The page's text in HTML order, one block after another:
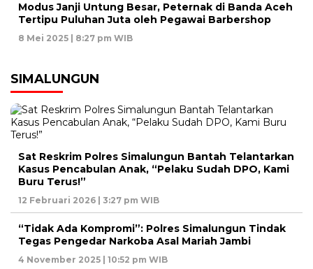
Modus Janji Untung Besar, Peternak di Banda Aceh
Tertipu Puluhan Juta oleh Pegawai Barbershop
8 Mei 2025 | 8:27 pm WIB
SIMALUNGUN
Sat Reskrim Polres Simalungun Bantah Telantarkan
Kasus Pencabulan Anak, “Pelaku Sudah DPO, Kami
Buru Terus!”
12 Februari 2026 | 3:27 pm WIB
“Tidak Ada Kompromi”: Polres Simalungun Tindak
Tegas Pengedar Narkoba Asal Mariah Jambi
4 November 2025 | 10:52 pm WIB